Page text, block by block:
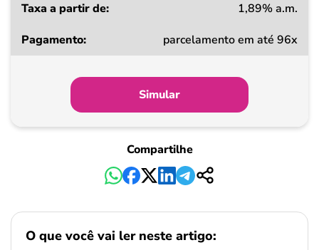
1,89% a.m.
parcelamento em até 96x
Simular
Compartilhe
O que você vai ler neste artigo: